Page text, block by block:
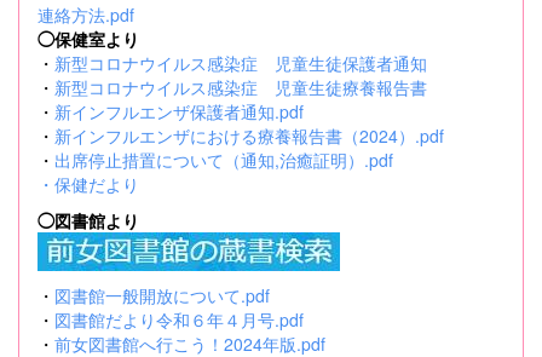
連絡方法.pdf
◯保健室より
・ 新型コロナウイルス感染症 児童生徒保護者通知
・ 新型コロナウイルス感染症 児童生徒療養報告書
・ 新インフルエンザ保護者通知.pdf
・ 新インフルエンザにおける療養報告書（2024）.pdf
・ 出席停止措置について（通知,治癒証明）.pdf
・ 保健だより
◯図書館より
・ 図書館一般開放について.pdf
・ 図書館だより令和６年４月号.pdf
・ 前女図書館へ行こう！2024年版.pdf